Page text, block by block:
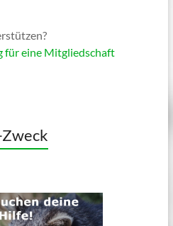
für eine Mitgliedschaft